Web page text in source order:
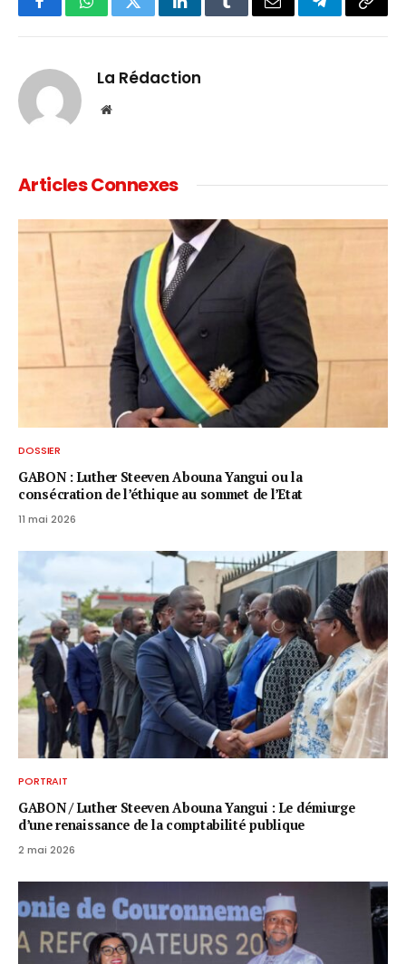
FacebookWhatsAppTwitterLinkedInTumblrEmail TelegramCopy
La Rédaction
Website
Articles Connexes
DOSSIER
GABON : Luther Steeven Abouna Yangui ou la
consécration de l’éthique au sommet de l’Etat
11 mai 2026
PORTRAIT
GABON / ​Luther Steeven Abouna Yangui : Le démiurge
d’une renaissance de la comptabilité publique
2 mai 2026